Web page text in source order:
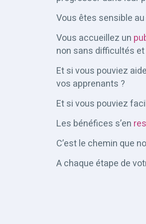
Vous êtes sensible au
Vous accueillez un
non sans difficultés
Et si vous pouviez
vos apprenants ?
Et si vous pouviez
Les bénéfices s’en
C’est le chemin que
A chaque étape de